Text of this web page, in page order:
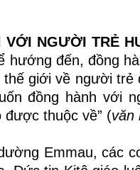
VỚI NGƯỜI TRẺ
hướng đến, đồng
giới về người
đồng hành với
thuộc về” (văn
Emmau, các